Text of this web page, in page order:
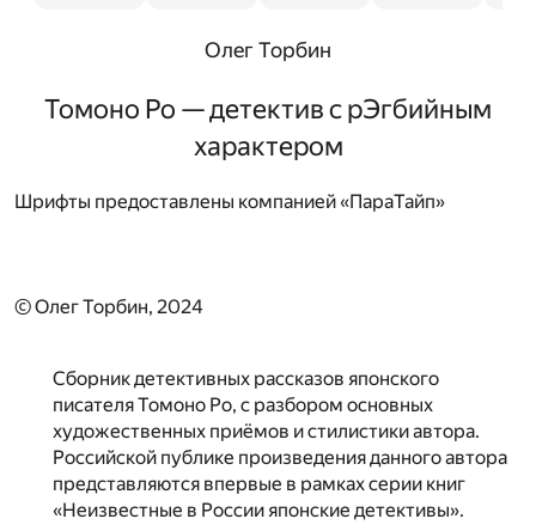
Олег Торбин
Томоно Ро — детектив с рЭгбийным
характером
Шрифты предоставлены компанией «ПараТайп»
© Олег Торбин, 2024
Сборник детективных рассказов японского
писателя Томоно Ро, с разбором основных
художественных приёмов и стилистики автора.
Российской публике произведения данного автора
представляются впервые в рамках серии книг
«Неизвестные в России японские детективы».